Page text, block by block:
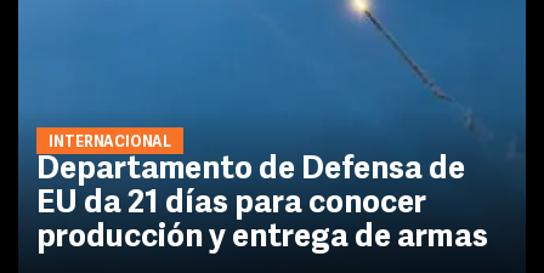
INTERNACIONAL
Departamento de Defensa de
EU da 21 días para conocer
producción y entrega de armas